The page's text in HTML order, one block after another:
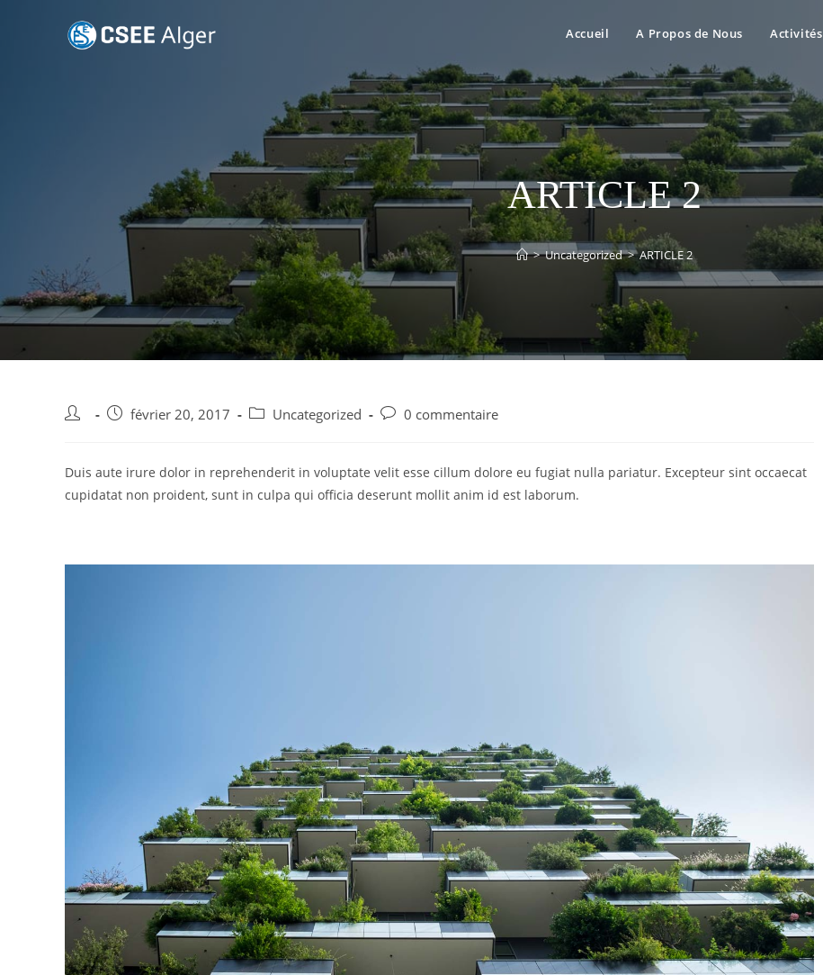
Accueil A Propos de Nous Activités
ARTICLE 2
> Uncategorized > ARTICLE 2
février 20, 2017 Uncategorized 0 commentaire
Duis aute irure dolor in reprehenderit in voluptate velit esse cillum dolore eu fugiat nulla pariatur. Excepteur sint occaecat
cupidatat non proident, sunt in culpa qui officia deserunt mollit anim id est laborum.